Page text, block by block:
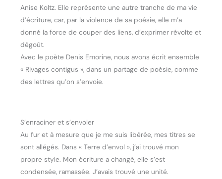
Anise Koltz. Elle représente une autre tranche de ma vie
d’écriture, car, par la violence de sa poésie, elle m’a
donné la force de couper des liens, d’exprimer révolte et
dégoût.
Avec le poète Denis Emorine, nous avons écrit ensemble
« Rivages contigus », dans un partage de poésie, comme
des lettres qu’on s’envoie.
S’enraciner et s’envoler
Au fur et à mesure que je me suis libérée, mes titres se
sont allégés. Dans « Terre d’envol », j’ai trouvé mon
propre style. Mon écriture a changé, elle s’est
condensée, ramassée. J’avais trouvé une unité.